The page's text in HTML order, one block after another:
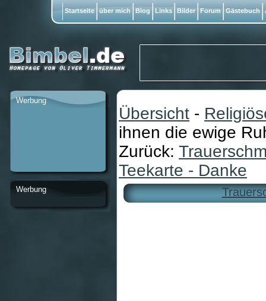
Übersicht -
ihnen die ewige
Zurück:
Teekarte - Danke
Werbung
Werbung
Startseite über mich Blog Links Bilder Forum Gästebuch